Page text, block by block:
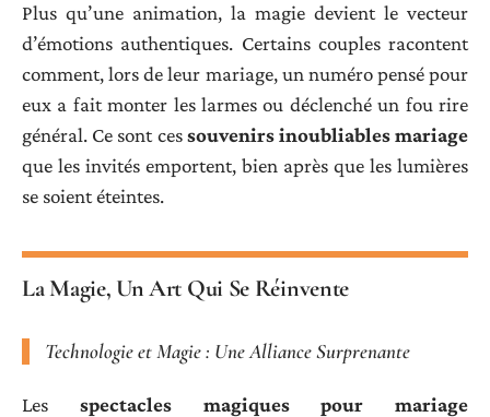
Plus qu’une animation, la magie devient le vecteur
d’émotions authentiques. Certains couples racontent
comment, lors de leur mariage, un numéro pensé pour
eux a fait monter les larmes ou déclenché un fou rire
général. Ce sont cessouvenirs inoubliables mariage
que les invités emportent, bien après que les lumières
se soient éteintes.
La Magie, Un Art Qui Se Réinvente
Technologie et Magie : Une Alliance Surprenante
Les spectacles magiques pour mariage